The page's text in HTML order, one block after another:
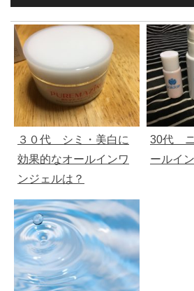
３０代 シミ・美白に
効果的なオールインワ
ンジェルは？
30代 ニ
ールイ